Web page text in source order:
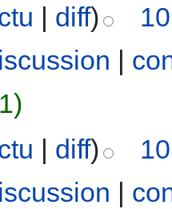
| diff)
|
| diff)
|